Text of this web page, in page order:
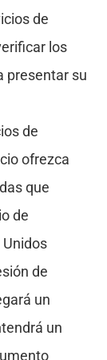
de
los
presentar su
de
ofrezca
que
de
de
un
un